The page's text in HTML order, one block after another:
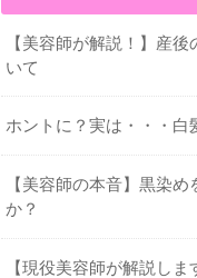
【美容師が解説！】産
いて
ホントに？実は・・・白
【美容師の本音】黒染
か？
【現役美容師が解説し